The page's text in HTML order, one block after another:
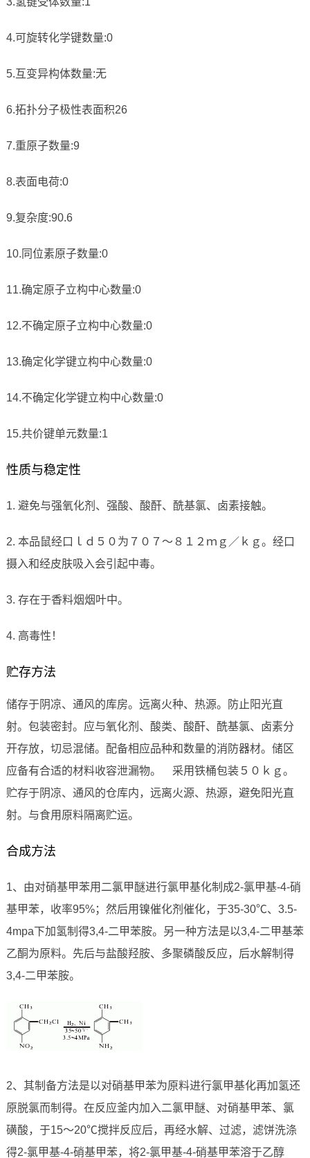
4.可旋转化学键数量:0
5.互变异构体数量:无
6.拓扑分子极性表面积26
7.重原子数量:9
8.表面电荷:0
9.复杂度:90.6
10.同位素原子数量:0
11.确定原子立构中心数量:0
12.不确定原子立构中心数量:0
13.确定化学键立构中心数量:0
14.不确定化学键立构中心数量:0
15.共价键单元数量:1
性质与稳定性
1. 避免与强氧化剂、强酸、酸酐、酰基氯、卤素接触。
2. 本品鼠经口ｌｄ５０为７０７～８１２ｍｇ／ｋｇ。经口
摄入和经皮肤吸入会引起中毒。
3. 存在于香料烟烟叶中。
4. 高毒性！
贮存方法
储存于阴凉、通风的库房。远离火种、热源。防止阳光直
射。包装密封。应与氧化剂、酸类、酸酐、酰基氯、卤素分
开存放，切忌混储。配备相应品种和数量的消防器材。储区
应备有合适的材料收容泄漏物。 采用铁桶包装５０ｋｇ。
贮存于阴凉、通风的仓库内，远离火源、热源，避免阳光直
射。与食用原料隔离贮运。
合成方法
1、由对硝基甲苯用二氯甲醚进行氯甲基化制成2-氯甲基-4-硝
基甲苯，收率95%；然后用镍催化剂催化，于35-30℃、3.5-
4mpa下加氢制得3,4-二甲苯胺。另一种方法是以3,4-二甲基苯
乙酮为原料。先后与盐酸羟胺、多聚磷酸反应，后水解制得
3,4-二甲苯胺。
2、其制备方法是以对硝基甲苯为原料进行氯甲基化再加氢还
原脱氯而制得。在反应釜内加入二氯甲醚、对硝基甲苯、氯
磺酸，于15～20℃搅拌反应后，再经水解、过滤，滤饼洗涤
得2-氯甲基-4-硝基甲苯，将2-氯甲基-4-硝基甲苯溶于乙醇